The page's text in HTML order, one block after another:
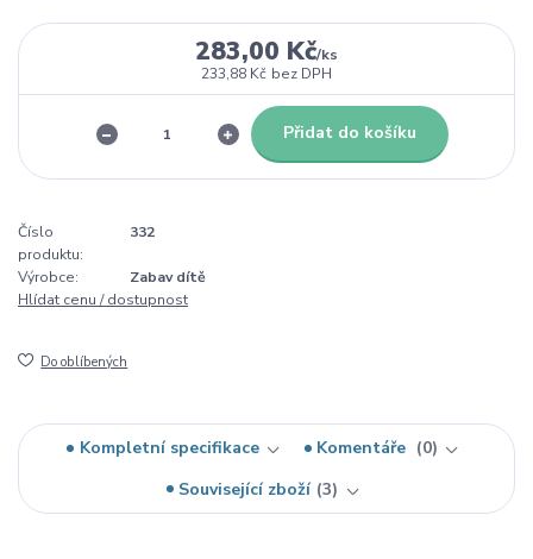
283,00 Kč/ks
233,88 Kč bez DPH
Přidat do košíku
Číslo
produktu:
332
Výrobce:
Zabav dítě
Hlídat cenu / dostupnost
Do oblíbených
Kompletní specifikace Komentáře
0
Související zboží 3